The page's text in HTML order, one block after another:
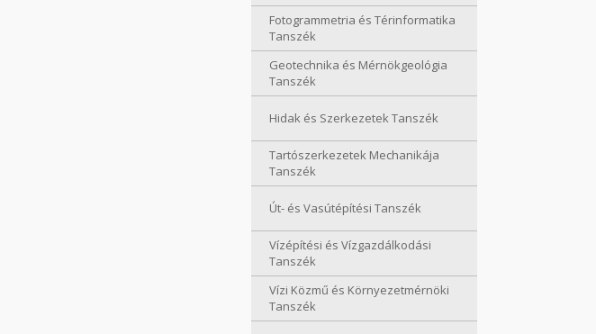
Fotogrammetria és Térinformatika
Tanszék
Geotechnika és Mérnökgeológia
Tanszék
Hidak és Szerkezetek Tanszék
Tartószerkezetek Mechanikája
Tanszék
Út- és Vasútépítési Tanszék
Vízépítési és Vízgazdálkodási
Tanszék
Vízi Közmű és Környezetmérnöki
Tanszék